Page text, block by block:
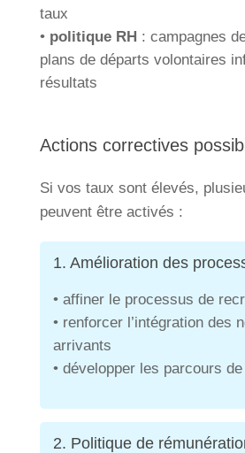
taux
• politique RH : campagnes
plans de départs volontaires
résultats
Actions correctives
Si vos taux sont élevés,
peuvent être activés :
1. Amélioration des
• affiner le processus de
• renforcer l’intégration des
arrivants
• développer les parcours
2. Politique de